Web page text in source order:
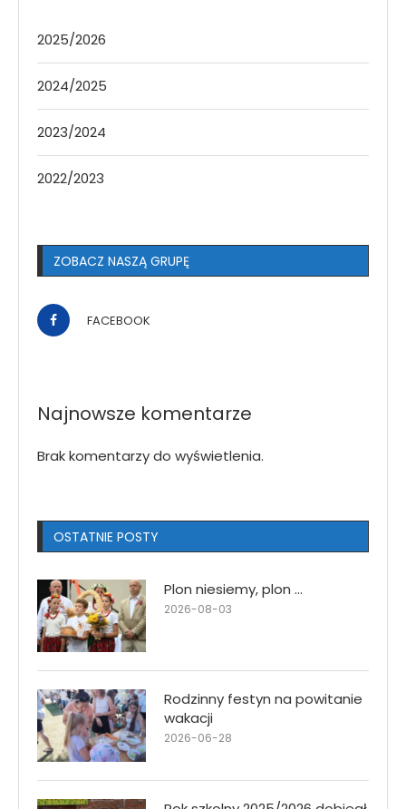
2025/2026
2024/2025
2023/2024
2022/2023
ZOBACZ NASZĄ GRUPĘ
FACEBOOK
Najnowsze komentarze
Brak komentarzy do wyświetlenia.
OSTATNIE POSTY
Plon niesiemy, plon …
2026-08-03
Rodzinny festyn na powitanie
wakacji
2026-06-28